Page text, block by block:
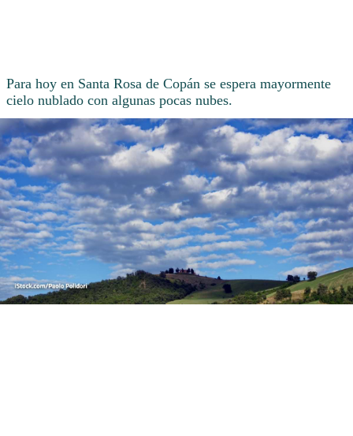
Para hoy en Santa Rosa de Copán se espera mayormente
cielo nublado con algunas pocas nubes.